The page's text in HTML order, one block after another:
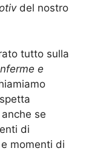
del nostro
tutto sulla
e
se
di
momenti di